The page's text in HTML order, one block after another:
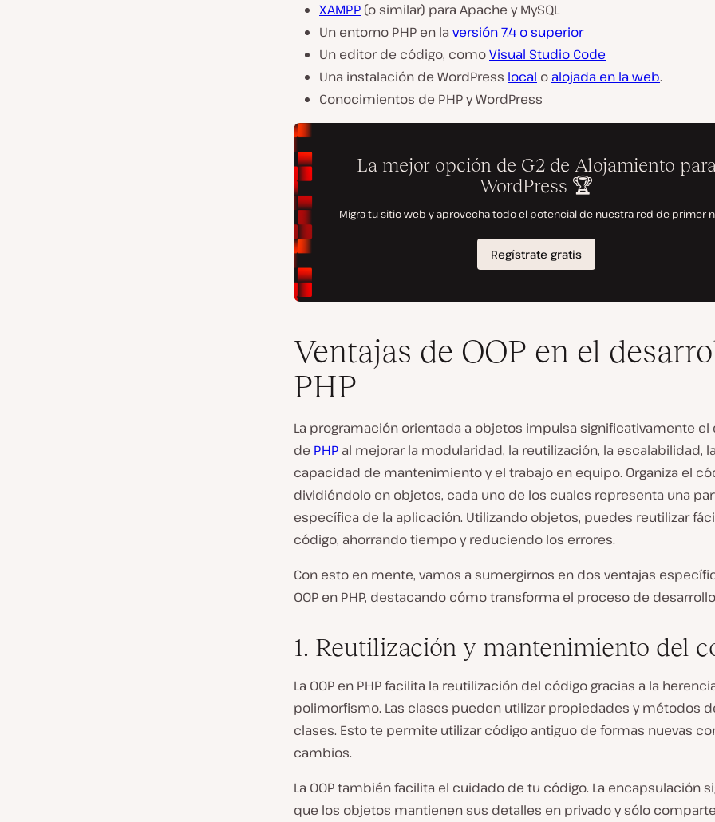
XAMPP (o similar) para Apache y MySQL
Un entorno PHP en la versión 7.4 o superior
Un editor de código, comoVisual Studio Code
Una instalación de WordPress local o alojada en la web.
Conocimientos de PHP y WordPress
Ventajas de OOP en el
PHP
La programación orientada a objetos impulsa significativamente el
de PHP al mejorar la modularidad, la reutilización, la escalabilidad,
capacidad de mantenimiento y el trabajo en equipo. Organiza el
dividiéndolo en objetos, cada uno de los cuales representa una
específica de la aplicación. Utilizando objetos, puedes reutilizar
código, ahorrando tiempo y reduciendo los errores.
Con esto en mente, vamos a sumergirnos en dos ventajas
OOP en PHP, destacando cómo transforma el proceso de
1. Reutilización y mantenimiento del
La OOP en PHP facilita la reutilización del código gracias a la
polimorfismo. Las clases pueden utilizar propiedades y métodos
clases. Esto te permite utilizar código antiguo de formas nuevas
cambios.
La OOP también facilita el cuidado de tu código. La encapsulación
que los objetos mantienen sus detalles en privado y sólo